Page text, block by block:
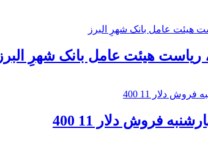
هیئت عامل بانک شهرِ البرز
فروش دلار 11 400